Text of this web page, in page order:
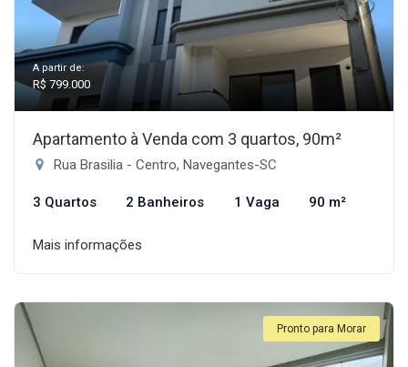
A partir de:
R$ 799.000
Apartamento à Venda com 3 quartos, 90m²
Rua Brasilia - Centro, Navegantes-SC
3 Quartos 2 Banheiros 1 Vaga 90 m²
Mais informações
Pronto para Morar